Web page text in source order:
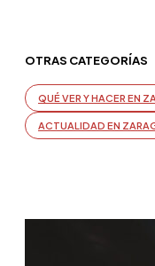
OTRAS CATEGORÍAS
QUÉ VER Y HACER EN
ACTUALIDAD EN